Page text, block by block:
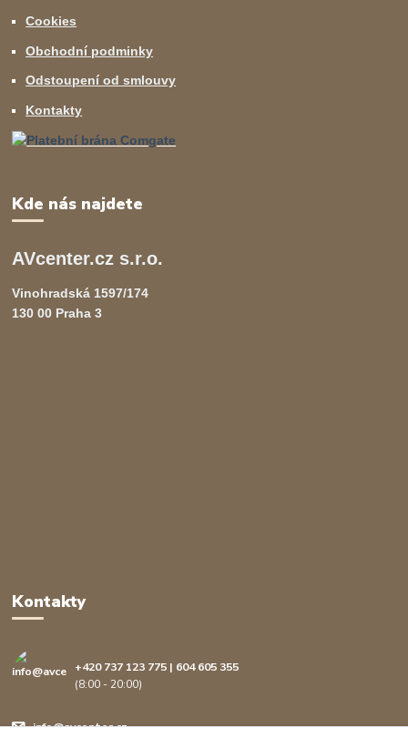
Cookies
Obchodní podminky
Odstoupení od smlouvy
Kontakty
Kde nás najdete
AVcenter.cz s.r.o.
Vinohradská 1597/174
130 00 Praha 3
Kontakty
+420 737 123 775 | 604 605 355
(8:00 - 20:00)
info@avcenter.cz